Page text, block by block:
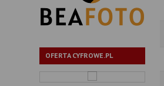
OFERTA CYFROWE.PL